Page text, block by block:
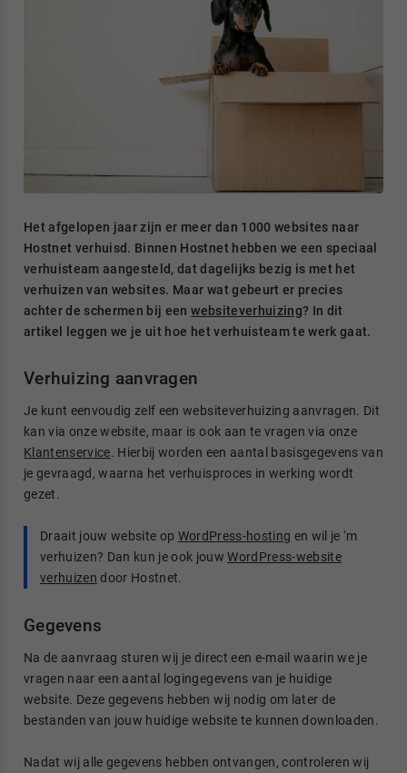
Het afgelopen jaar zijn er meer dan 1000 websites naar
Hostnet verhuisd. Binnen Hostnet hebben we een speciaal
verhuisteam aangesteld, dat dagelijks bezig is met het
verhuizen van websites. Maar wat gebeurt er precies
achter de schermen bij eenwebsiteverhuizing? In dit
artikel leggen we je uit hoe het verhuisteam te werk gaat.
Verhuizing aanvragen
Je kunt eenvoudig zelf een websiteverhuizing aanvragen. Dit
kan via onze website, maar is ook aan te vragen via onze
Klantenservice. Hierbij worden een aantal basisgegevens van
je gevraagd, waarna het verhuisproces in werking wordt
gezet.
Draait jouw website op WordPress-hosting en wil je ‘m
verhuizen? Dan kun je ook jouwWordPress-website
verhuizen door Hostnet.
Gegevens
Na de aanvraag sturen wij je direct een e-mail waarin we je
vragen naar een aantal logingegevens van je huidige
website. Deze gegevens hebben wij nodig om later de
bestanden van jouw huidige website te kunnen downloaden.
Nadat wij alle gegevens hebben ontvangen, controleren wij